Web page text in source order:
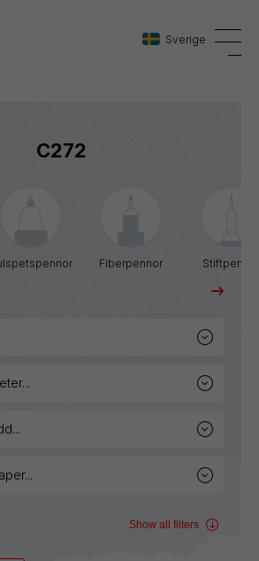
Sverige
C272
Fiberpennor
Show all filters